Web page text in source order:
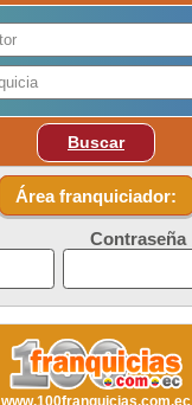
Buscar
Área franquiciador:
Contraseña
www.100franquicias.com.ec